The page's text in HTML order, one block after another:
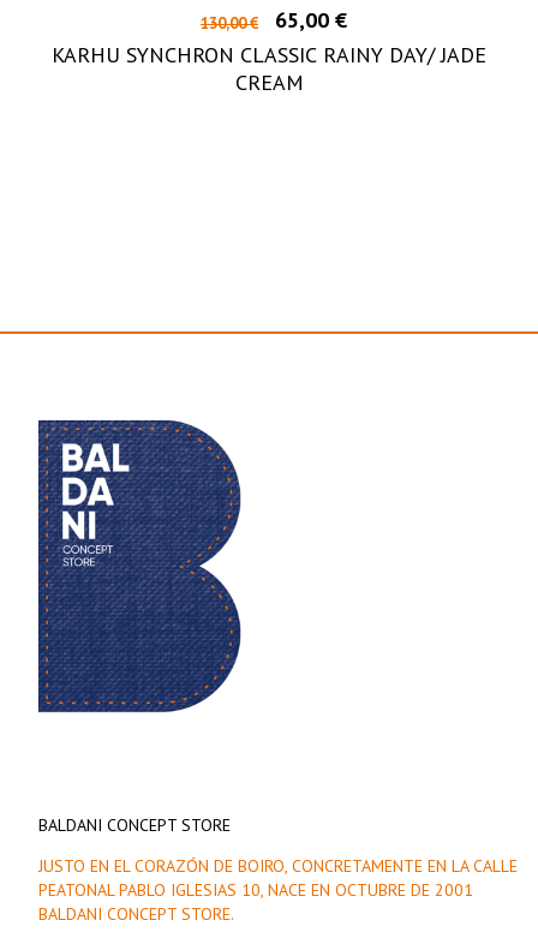
130,00 €
65,00 €
KARHU SYNCHRON CLASSIC RAINY DAY/ JADE
CREAM
BALDANI CONCEPT STORE
JUSTO EN EL CORAZÓN DE BOIRO, CONCRETAMENTE EN LA CALLE
PEATONAL PABLO IGLESIAS 10, NACE EN OCTUBRE DE 2001
BALDANI CONCEPT STORE.